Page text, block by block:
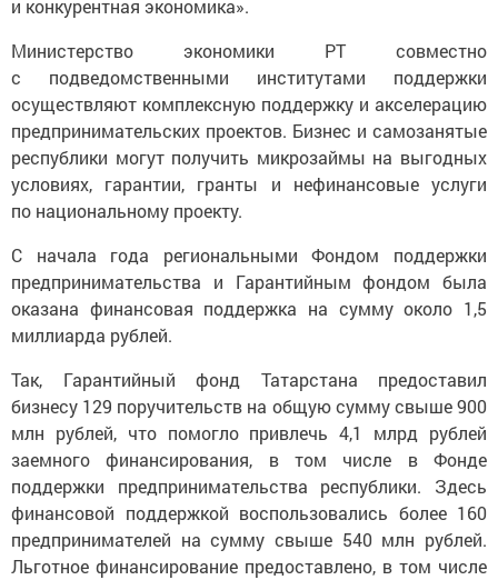
и конкурентная экономика».
Министерство экономики РТ совместно
с подведомственными институтами поддержки
осуществляют комплексную поддержку и акселерацию
предпринимательских проектов. Бизнес и самозанятые
республики могут получить микрозаймы на выгодных
условиях, гарантии, гранты и нефинансовые услуги
по национальному проекту.
С начала года региональными Фондом поддержки
предпринимательства и Гарантийным фондом была
оказана финансовая поддержка на сумму около 1,5
миллиарда рублей.
Так, Гарантийный фонд Татарстана предоставил
бизнесу 129 поручительств на общую сумму свыше 900
млн рублей, что помогло привлечь 4,1 млрд рублей
заемного финансирования, в том числе в Фонде
поддержки предпринимательства республики. Здесь
финансовой поддержкой воспользовались более 160
предпринимателей на сумму свыше 540 млн рублей.
Льготное финансирование предоставлено, в том числе